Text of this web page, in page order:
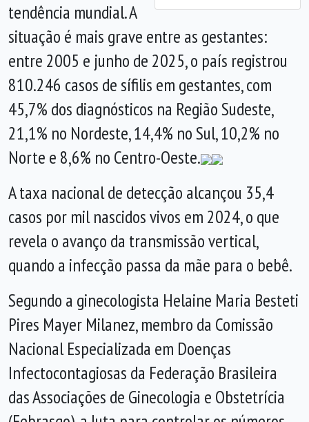
tendência mundial. A
situação é mais grave entre as gestantes:
entre 2005 e junho de 2025, o país registrou
810.246 casos de sífilis em gestantes, com
45,7% dos diagnósticos na Região Sudeste,
21,1% no Nordeste, 14,4% no Sul, 10,2% no
Norte e 8,6% no Centro-Oeste.
A taxa nacional de detecção alcançou 35,4
casos por mil nascidos vivos em 2024, o que
revela o avanço da transmissão vertical,
quando a infecção passa da mãe para o bebê.
Segundo a ginecologista Helaine Maria Besteti
Pires Mayer Milanez, membro da Comissão
Nacional Especializada em Doenças
Infectocontagiosas da Federação Brasileira
das Associações de Ginecologia e Obstetrícia